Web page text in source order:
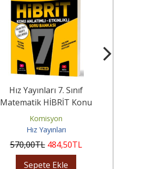
Hız Yayınları 7. Sınıf
Matematik HİBRİT Konu
Anlatımlı Etkinlikli Soru...
Komisyon
Hız Yayınları
570,00TL 484,50TL
Sepete Ekle